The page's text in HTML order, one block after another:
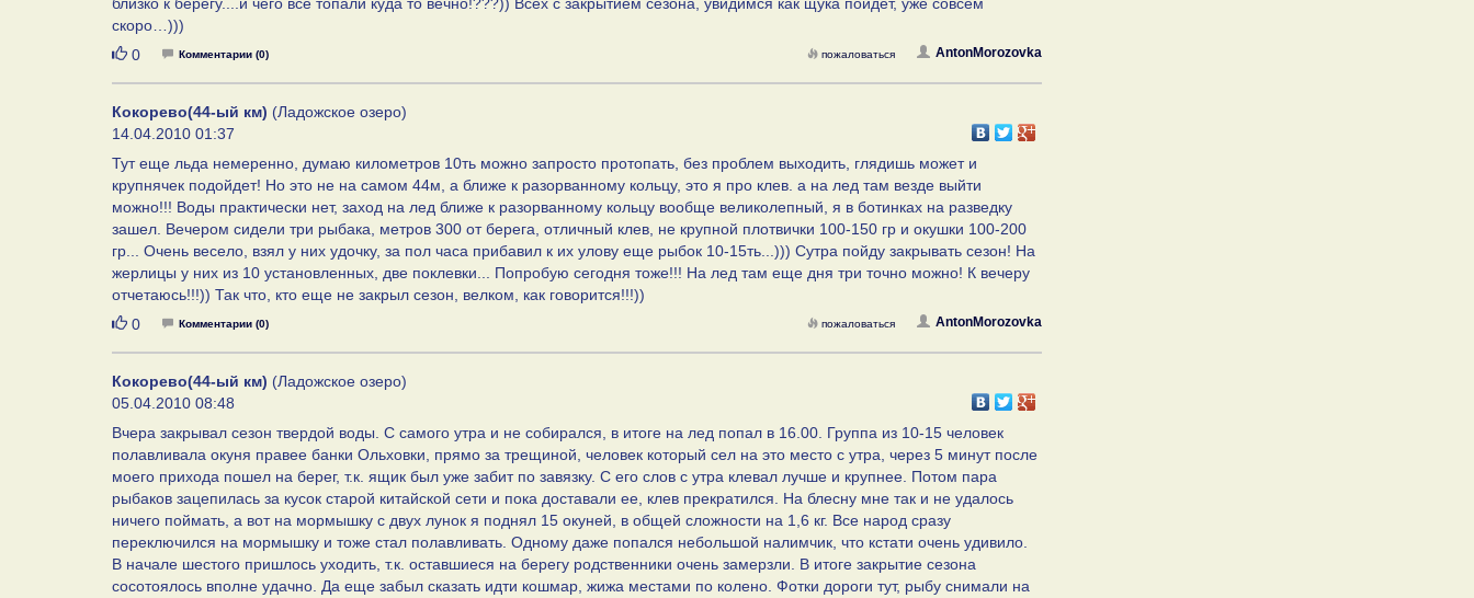
скоро…)))
Нравится
0 Комментарии (0) AntonMorozovka
пожаловаться
Кокорево(44-ый км) (Ладожское озеро)
14.04.2010 01:37
Тут еще льда немеренно, думаю километров 10ть можно запросто протопать, без проблем выходить, глядишь может и
крупнячек подойдет! Но это не на самом 44м, а ближе к разорванному кольцу, это я про клев. а на лед там везде выйти
можно!!! Воды практически нет, заход на лед ближе к разорванному кольцу вообще великолепный, я в ботинках на разведку
зашел. Вечером сидели три рыбака, метров 300 от берега, отличный клев, не крупной плотвички 100-150 гр и окушки 100-200
гр... Очень весело, взял у них удочку, за пол часа прибавил к их улову еще рыбок 10-15ть...))) Сутра пойду закрывать сезон! На
жерлицы у них из 10 установленных, две поклевки... Попробую сегодня тоже!!! На лед там еще дня три точно можно! К вечеру
отчетаюсь!!!)) Так что, кто еще не закрыл сезон, велком, как говорится!!!))
Нравится
0 Комментарии (0) AntonMorozovka
пожаловаться
Кокорево(44-ый км) (Ладожское озеро)
05.04.2010 08:48
Вчера закрывал сезон твердой воды. С самого утра и не собирался, в итоге на лед попал в 16.00. Группа из 10-15 человек
полавливала окуня правее банки Ольховки, прямо за трещиной, человек который сел на это место с утра, через 5 минут после
моего прихода пошел на берег, т.к. ящик был уже забит по завязку. С его слов с утра клевал лучше и крупнее. Потом пара
рыбаков зацепилась за кусок старой китайской сети и пока доставали ее, клев прекратился. На блесну мне так и не удалось
ничего поймать, а вот на мормышку с двух лунок я поднял 15 окуней, в общей сложности на 1,6 кг. Все народ сразу
переключился на мормышку и тоже стал полавливать. Одному даже попался небольшой налимчик, что кстати очень удивило.
В начале шестого пришлось уходить, т.к. оставшиеся на берегу родственники очень замерзли. В итоге закрытие сезона
сосотоялось вполне удачно. Да еще забыл сказать идти кошмар, жижа местами по колено. Фотки дороги тут, рыбу снимали на